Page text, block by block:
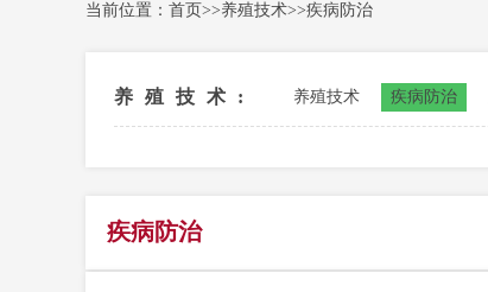
当前位置： 首页>>养殖技术>>疾病防治
养殖技术: 养殖技术 疾病防治
疾病防治